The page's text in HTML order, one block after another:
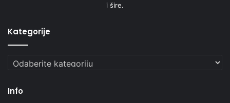
i šire.
Kategorije
Kategorije
Info